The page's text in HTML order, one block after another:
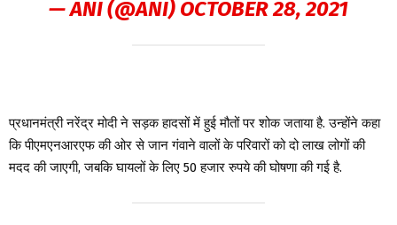
— ANI (@ANI) OCTOBER 28, 2021
प्रधानमंत्री नरेंद्र मोदी ने सड़क हादसों में हुई मौतों पर शोक जताया है. उन्होंने कहा
कि पीएमएनआरएफ की ओर से जान गंवाने वालों के परिवारों को दो लाख लोगों की
मदद की जाएगी, जबकि घायलों के लिए 50 हजार रुपये की घोषणा की गई है.